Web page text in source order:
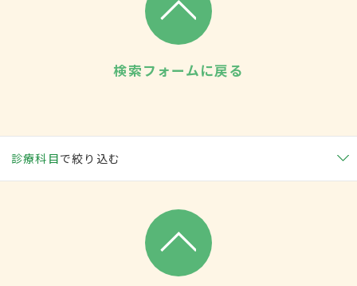
検索フォームに戻る
診療科目で絞り込む